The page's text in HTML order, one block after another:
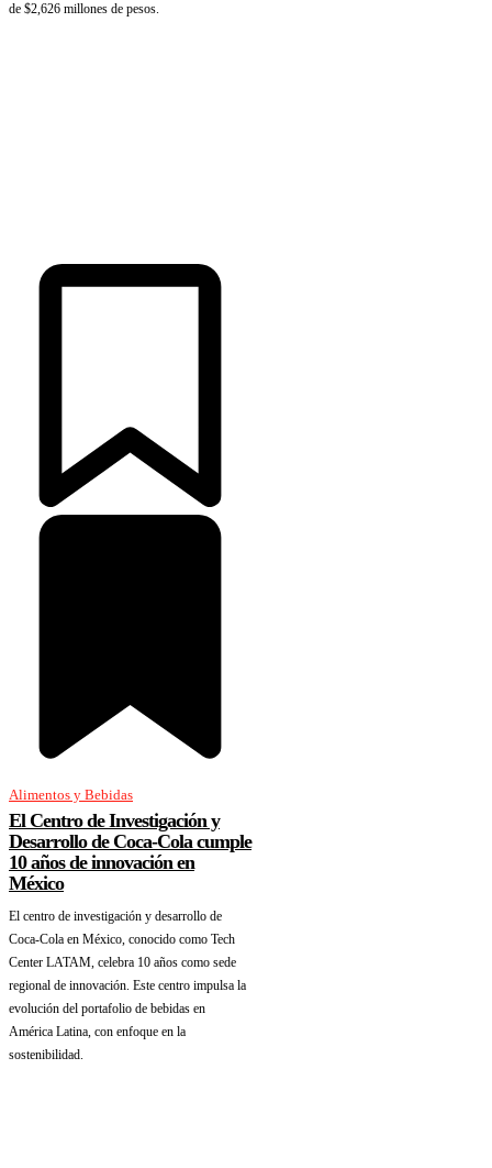
de $2,626 millones de pesos.
Alimentos y Bebidas
El Centro de Investigación y
Desarrollo de Coca-Cola cumple
10 años de innovación en
México
El centro de investigación y desarrollo de
Coca-Cola en México, conocido como Tech
Center LATAM, celebra 10 años como sede
regional de innovación. Este centro impulsa la
evolución del portafolio de bebidas en
América Latina, con enfoque en la
sostenibilidad.